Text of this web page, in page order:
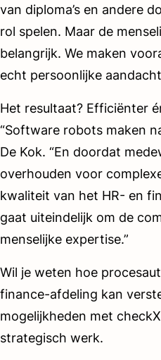
van diploma’s en andere
rol spelen. Maar de
belangrijk. We maken
echt persoonlijke
Het resultaat? Efficiënter
“Software robots maken
De Kok. “En doordat
overhouden voor
kwaliteit van het HR- en
gaat uiteindelijk om de
menselijke expertise.”
Wil je weten hoe
finance-afdeling kan
mogelijkheden met
strategisch werk.